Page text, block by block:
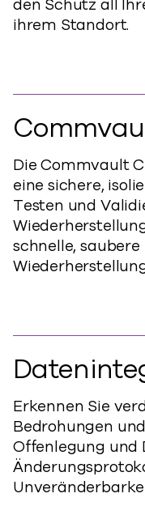
den Schutz all
ihrem Standort.
Die Commvault
eine sichere,
Testen und
schnelle,
Erkennen Sie
Bedrohungen
Offenlegung und